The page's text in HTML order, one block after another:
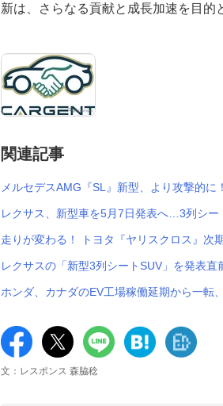
新は、さらなる貢献と成長加速を目的
関連記事
メルセデスAMG『SL』新型、より攻撃的
レクサス、新型車を5月7日発表へ…3列シー
走りが変わる！ トヨタ『ヤリスクロス』次
レクサスの「新型3列シートSUV」を発表
ホンダ、カナダのEV工場稼働延期から一転
文：レスポンス 森脇稔